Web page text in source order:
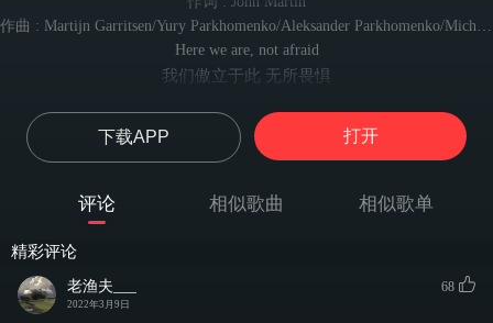
Here we are, not afraid
我们傲立于此 无所畏惧
血管中 爱潮汹涌
If you fall, if you break
倘若你挫败失意
我将为你舒缓疼痛
下载APP 打开
评论 相似歌曲 相似歌单
精彩评论
老渔夫___
2022年3月9日
68